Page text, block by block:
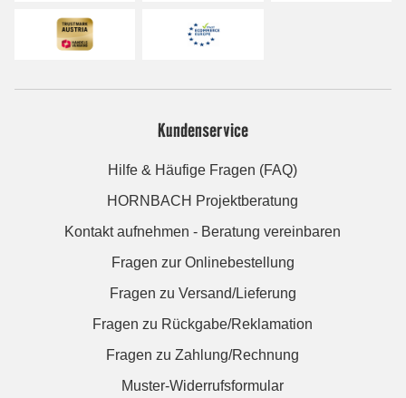
Kundenservice
Hilfe & Häufige Fragen (FAQ)
HORNBACH Projektberatung
Kontakt aufnehmen - Beratung vereinbaren
Fragen zur Onlinebestellung
Fragen zu Versand/Lieferung
Fragen zu Rückgabe/Reklamation
Fragen zu Zahlung/Rechnung
Muster-Widerrufsformular